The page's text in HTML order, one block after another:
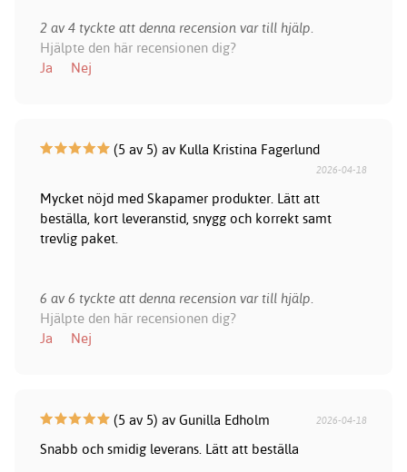
2 av 4 tyckte att denna recension var till hjälp.
Hjälpte den här recensionen dig?
Ja
Nej
(5 av 5) av Kulla Kristina Fagerlund
2026-04-18
Mycket nöjd med Skapamer produkter. Lätt att
beställa, kort leveranstid, snygg och korrekt samt
trevlig paket.
6 av 6 tyckte att denna recension var till hjälp.
Hjälpte den här recensionen dig?
Ja
Nej
(5 av 5) av Gunilla Edholm 2026-04-18
Snabb och smidig leverans. Lätt att beställa